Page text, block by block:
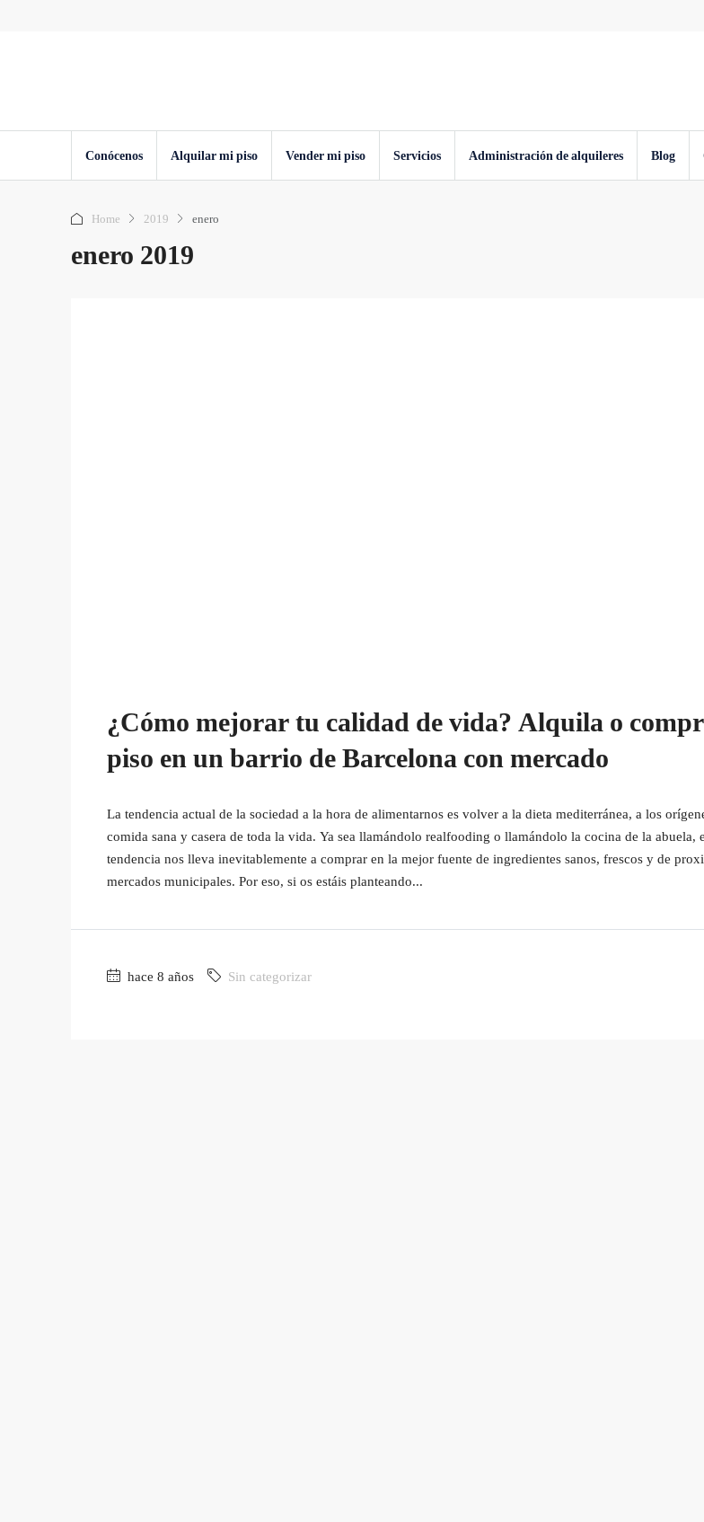
Conócenos Alquilar mi piso Vender mi piso Servicios Administración de alquileres Blog
Home 2019 enero
enero 2019
¿Cómo mejorar tu calidad de vida? Alquila o
piso en un barrio de Barcelona con mercado
La tendencia actual de la sociedad a la hora de alimentarnos es volver a la dieta mediterránea, a los
comida sana y casera de toda la vida. Ya sea llamándolo realfooding o llamándolo la cocina de la abuela,
tendencia nos lleva inevitablemente a comprar en la mejor fuente de ingredientes sanos, frescos y de
mercados municipales. Por eso, si os estáis planteando...
hace 8 años Sin categorizar